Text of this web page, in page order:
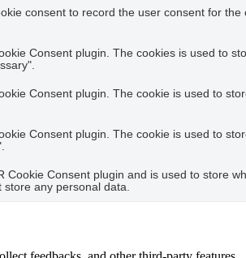
consent to record the user consent for the
Consent plugin. The cookies is used to
Consent plugin. The cookie is used to
Consent plugin. The cookie is used to
Cookie Consent plugin and is used to store
any personal data.